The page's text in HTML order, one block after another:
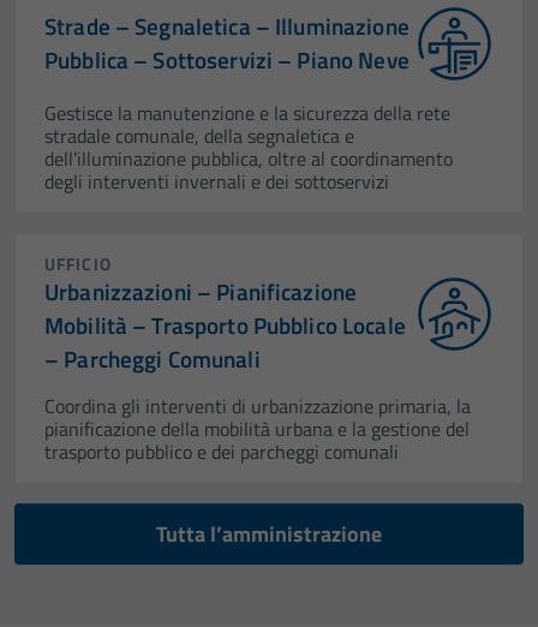
Strade – Segnaletica – Illuminazione
Pubblica – Sottoservizi – Piano Neve
Gestisce la manutenzione e la sicurezza della rete
stradale comunale, della segnaletica e
dell’illuminazione pubblica, oltre al coordinamento
degli interventi invernali e dei sottoservizi
UFFICIO
Urbanizzazioni – Pianificazione
Mobilità – Trasporto Pubblico Locale
– Parcheggi Comunali
Coordina gli interventi di urbanizzazione primaria, la
pianificazione della mobilità urbana e la gestione del
trasporto pubblico e dei parcheggi comunali
Tutta l’amministrazione
del sito e non
possono
disabilitati.
Questi cookie
non raccolgono